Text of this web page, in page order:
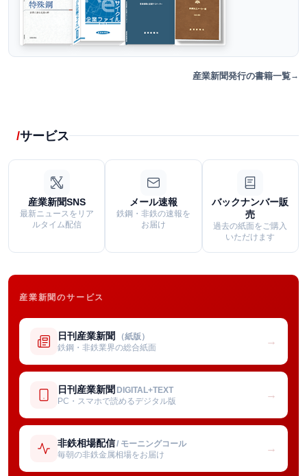
産業新聞発行の書籍一覧
サービス
産業新聞SNS
最新ニュースをリア
ルタイム配信
メール速報
鉄鋼・非鉄の速報を
お届け
バックナンバー販
売
過去の紙面をご購入
いただけます
産業新聞のサービス
日刊産業新聞 （紙版）
鉄鋼・非鉄業界の総合紙面
→
日刊産業新聞 DIGITAL+TEXT
PC・スマホで読めるデジタル版
→
非鉄相場配信/ モーニングコール
毎朝の非鉄金属相場をお届け
→